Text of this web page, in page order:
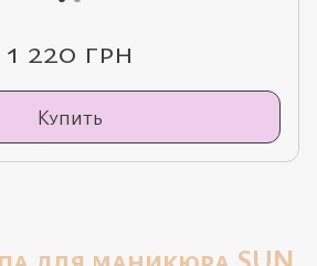
1 220 грн
Купить